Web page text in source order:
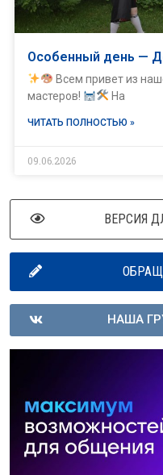
Особенный день —
Всем привет из
мастеров!
На
ЧИТАТЬ ПОЛНОСТЬЮ »
09.06.2026
ВЕРСИЯ
НАША